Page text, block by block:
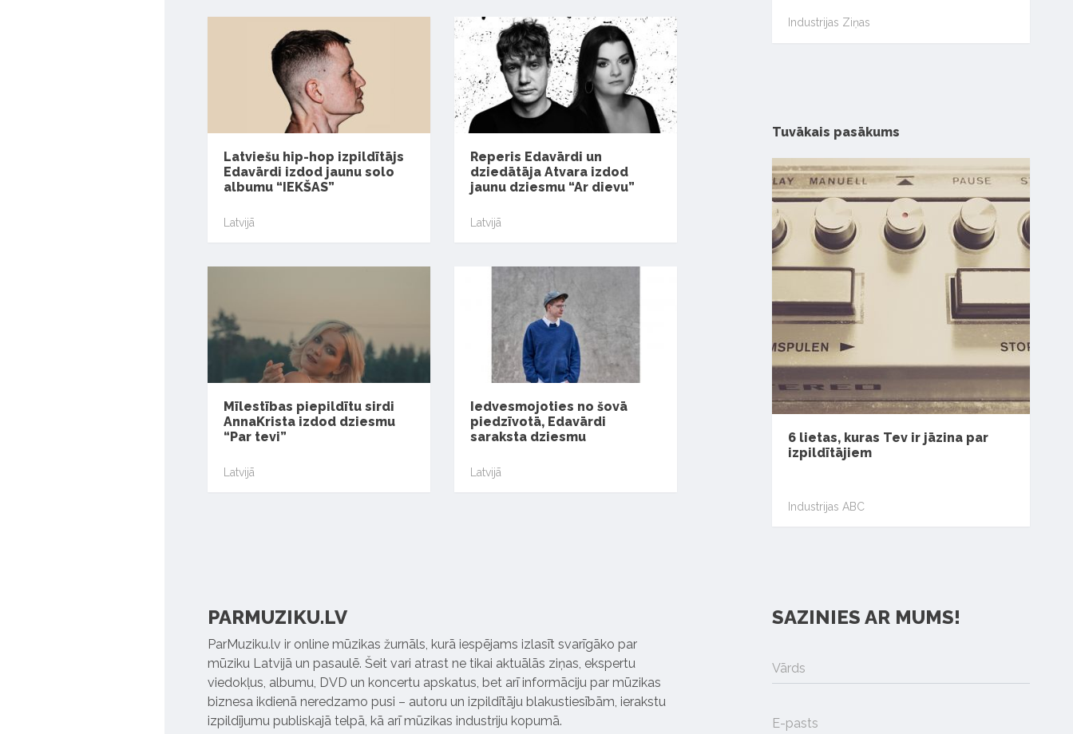
Latviešu hip-hop izpildītājs
Edavārdi izdod jaunu solo
albumu “IEKŠAS”
Latvijā
Reperis Edavārdi un
dziedātāja Atvara izdod
jaunu dziesmu “Ar dievu”
Latvijā
Mīlestības piepildītu sirdi
AnnaKrista izdod dziesmu
“Par tevi”
Latvijā
Iedvesmojoties no šovā
piedzīvotā, Edavārdi
saraksta dziesmu
Latvijā
Industrijas Ziņas
Tuvākais pasākums
6 lietas, kuras Tev ir jāzina par
izpildītājiem
Industrijas ABC
PARMUZIKU.LV
ParMuziku.lv ir online mūzikas žurnāls, kurā iespējams izlasīt svarīgāko par
mūziku Latvijā un pasaulē. Šeit vari atrast ne tikai aktuālās ziņas, ekspertu
viedokļus, albumu, DVD un koncertu apskatus, bet arī informāciju par mūzikas
biznesa ikdienā neredzamo pusi – autoru un izpildītāju blakustiesībām, ierakstu
izpildījumu publiskajā telpā, kā arī mūzikas industriju kopumā.
SAZINIES AR MUMS!
Vārds
E-pasts